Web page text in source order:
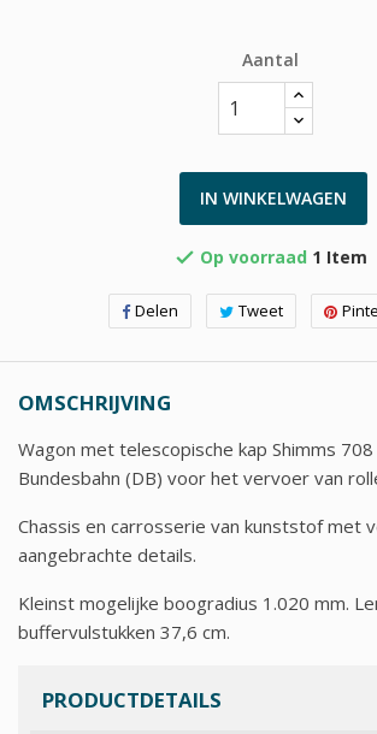
Aantal
IN WINKELWAGEN
 Op voorraad 1 Item
Delen Tweet
PRODUCTDETAILS
OMSCHRIJVING
Wagon met telescopische kap Shimms
Bundesbahn (DB) voor het vervoer van
Chassis en carrosserie van kunststof met
aangebrachte details.
Kleinst mogelijke boogradius 1.020 mm.
buffervulstukken 37,6 cm.